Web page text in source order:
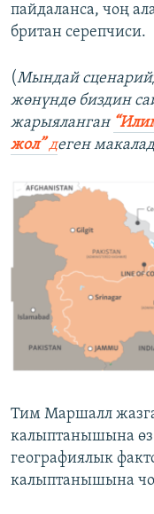
пайдаланса, чоң
британ серепчиси.
(Мындай
жөнүндө биздин
жарыяланган
жол”деген
Тим Маршалл
калыптанышына
географиялык
калыптанышына